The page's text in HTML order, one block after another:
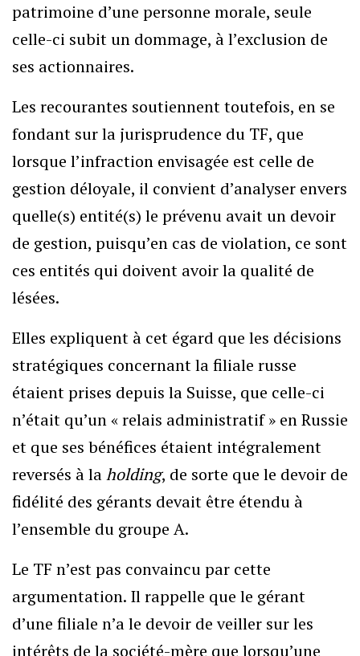
patrimoine d’une personne morale, seule
celle-ci subit un dommage, à l’exclusion de
ses actionnaires.
Les recourantes soutiennent toutefois, en se
fondant sur la jurisprudence du TF, que
lorsque l’infraction envisagée est celle de
gestion déloyale, il convient d’analyser envers
quelle(s) entité(s) le prévenu avait un devoir
de gestion, puisqu’en cas de violation, ce sont
ces entités qui doivent avoir la qualité de
lésées.
Elles expliquent à cet égard que les décisions
stratégiques concernant la filiale russe
étaient prises depuis la Suisse, que celle-ci
n’était qu’un « relais administratif » en Russie
et que ses bénéfices étaient intégralement
reversés à laholding, de sorte que le devoir de
fidélité des gérants devait être étendu à
l’ensemble du groupe A.
Le TF n’est pas convaincu par cette
argumentation. Il rappelle que le gérant
d’une filiale n’a le devoir de veiller sur les
intérêts de la société-mère que lorsqu’une